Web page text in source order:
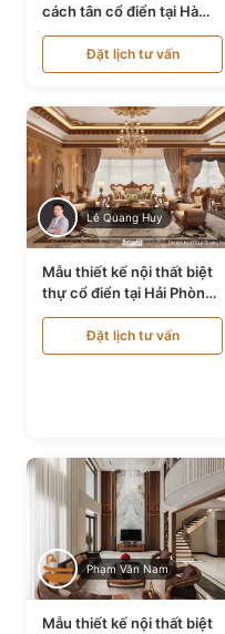
cách tân cổ điển tại Hà
Nội NT24405
Đặt lịch tư vấn
Lê Quang Huy
Mẫu thiết kế nội thất biệt
thự cổ điển tại Hải Phòng
NT24535
Đặt lịch tư vấn
Phạm Văn Nam
Mẫu thiết kế nội thất biệt